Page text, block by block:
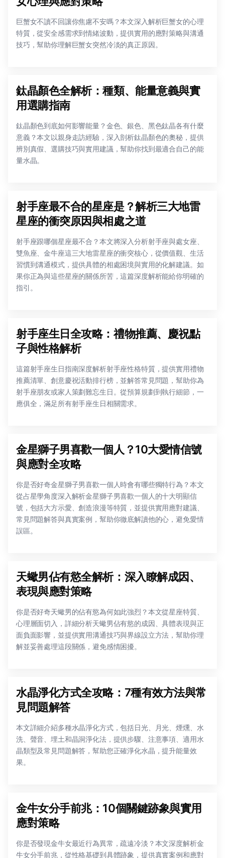
巨蟹女不讀不回讓你焦慮不安嗎？本文深入解析巨蟹女的心理
特質，從安全感需求到情緒波動，提供實用的應對策略與溝通
技巧，幫助你理解巨蟹女突然冷淡的真正原因。
鈦晶顏色全解析：種類、能量意義與實
用選購指南
鈦晶顏色到底如何影響能量？金色、銀色、黑色鈦晶各有什麼
意義？本文以親身走訪經驗，深入剖析鈦晶顏色的奧秘，提供
辨別真假、選購技巧與實用建議，幫助你找到最適合自己的能
量水晶。
射手座最不合的星座是？解析三大地雷
星座的衝突原因與相處之道
射手座跟哪個星座最不合？本文將深入分析射手座與處女座、
雙魚座、金牛座這三大地雷星座的衝突核心，從價值觀、生活
習慣到溝通模式，提供具體的相處困境與實用的化解建議。如
果你正為與這些星座的關係所苦，這篇深度解析能給你明確的
指引。
射手座生日全攻略：禮物推薦、慶祝點
子與性格解析
這篇射手座生日指南深度解析射手座性格特質，提供實用禮物
推薦清單、創意慶祝活動排行榜，並解答常見問題，幫助你為
射手座朋友或家人策劃難忘生日。從預算規劃到執行細節，一
應俱全，滿足所有射手座生日相關需求。
金星獅子男喜歡一個人？10大愛情信號
與應對全攻略
你是否好奇金星獅子男喜歡一個人時會有哪些獨特行為？本文
從占星學角度深入解析金星獅子男喜歡一個人的十大明顯信
號，包括大方示愛、創造浪漫等特質，並提供實用應對建議、
常見問題解答與真實案例，幫助你徹底解讀他的心，避免愛情
誤區。
天蠍男佔有慾全解析：深入瞭解成因、
表現與應對策略
你是否好奇天蠍男的佔有慾為何如此強烈？本文從星座特質、
心理層面切入，詳細分析天蠍男佔有慾的成因、具體表現與正
面負面影響，並提供實用溝通技巧與界線設立方法，幫助你理
解並妥善處理這段關係，避免感情困擾。
水晶淨化方式全攻略：7種有效方法與常
見問題解答
本文詳細介紹多種水晶淨化方式，包括日光、月光、煙燻、水
洗、聲音、埋土和晶洞淨化法，提供步驟、注意事項、適用水
晶類型及常見問題解答，幫助您正確淨化水晶，提升能量效
果。
金牛女分手前兆：10個關鍵跡象與實用
應對策略
你是否發現金牛女最近行為異常，疏遠冷淡？本文深度解析金
牛女分手前兆，從性格基礎到具體跡象，提供真實案例和應對